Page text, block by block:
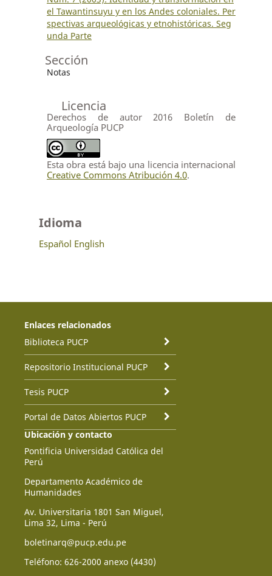
el Tawantinsuyu y en los Andes coloniales. Per
spectivas arqueológicas y etnohistóricas. Seg
unda Parte
Sección
Notas
Licencia
Derechos de autor 2016 Boletín de
Arqueología PUCP
Esta obra está bajo una licencia internacional
Creative Commons Atribución 4.0.
Idioma
Español English
Enlaces relacionados
Biblioteca PUCP
Repositorio Institucional PUCP
Tesis PUCP
Portal de Datos Abiertos PUCP
Ubicación y contacto
Pontificia Universidad Católica del
Perú
Departamento Académico de
Humanidades
Av. Universitaria 1801 San Miguel,
Lima 32, Lima - Perú
boletinarq@pucp.edu.pe
Teléfono: 626-2000 anexo (4430)